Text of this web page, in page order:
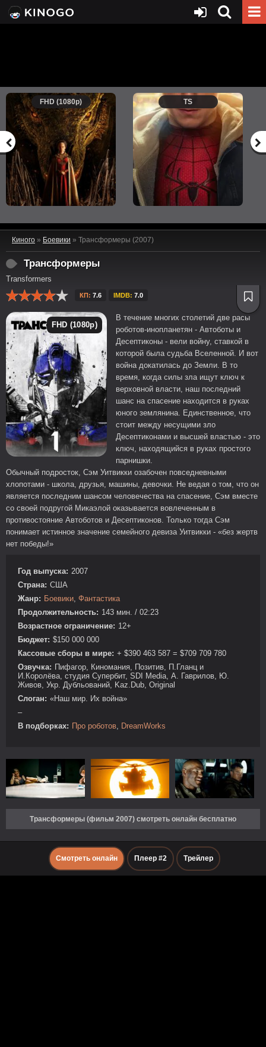
FHD (1080p) TS
Киного » Боевики » Трансформеры (2007)
Трансформеры
Transformers
КП: 7.6 IMDB: 7.0
FHD (1080p)
В течение многих столетий две расы
роботов-инопланетян - Автоботы и
Десептиконы - вели войну, ставкой в
которой была судьба Вселенной. И вот
война докатилась до Земли. В то
время, когда силы зла ищут ключ к
верховной власти, наш последний
шанс на спасение находится в руках
юного землянина. Единственное, что
стоит между несущими зло
Десептиконами и высшей властью - это
ключ, находящийся в руках простого
парнишки.
Обычный подросток, Сэм Уитвикки озабочен повседневными
хлопотами - школа, друзья, машины, девочки. Не ведая о том, что он
является последним шансом человечества на спасение, Сэм вместе
со своей подругой Микаэлой оказывается вовлеченным в
противостояние Автоботов и Десептиконов. Только тогда Сэм
понимает истинное значение семейного девиза Уитвикки - «без жертв
нет победы!»
Год выпуска: 2007
Страна: США
Жанр: Боевики, Фантастика
Продолжительность: 143 мин. / 02:23
Возрастное ограничение: 12+
Бюджет: $150 000 000
Кассовые сборы в мире: + $390 463 587 = $709 709 780
Озвучка: Пифагор, Киномания, Позитив, П.Гланц и
И.Королёва, студия Супербит, SDI Media, А. Гаврилов, Ю.
Живов, Укр. Дубльований, Kaz.Dub, Original
Слоган: «Наш мир. Их война»
–
В подборках: Про роботов, DreamWorks
Трансформеры (фильм 2007) смотреть онлайн бесплатно
Смотреть онлайн Плеер #2 Трейлер